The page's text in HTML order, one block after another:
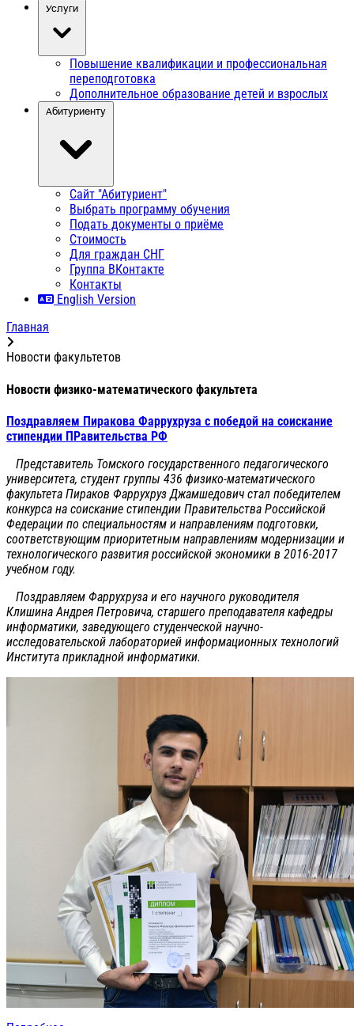
Услуги
Повышение квалификации и профессиональная
переподготовка
Дополнительное образование детей и взрослых
Абитуриенту
Сайт "Абитуриент"
Выбрать программу обучения
Подать документы о приёме
Стоимость
Для граждан СНГ
Группа ВКонтакте
Контакты
English Version
Главная
Новости факультетов
Новости физико-математического факультета
Поздравляем Пиракова Фаррухруза с победой на соискание
стипендии ПРавительства РФ
Представитель Томского государственного педагогического
университета, студент группы 436 физико-математического
факультета Пираков Фаррухруз Джамшедович стал победителем
конкурса на соискание стипендии Правительства Российской
Федерации по специальностям и направлениям подготовки,
соответствующим приоритетным направлениям модернизации и
технологического развития российской экономики в 2016-2017
учебном году.
Поздравляем Фаррухруза и его научного руководителя
Клишина Андрея Петровича, старшего преподавателя кафедры
информатики, заведующего студенческой научно-
исследовательской лабораторией информационных технологий
Института прикладной информатики.